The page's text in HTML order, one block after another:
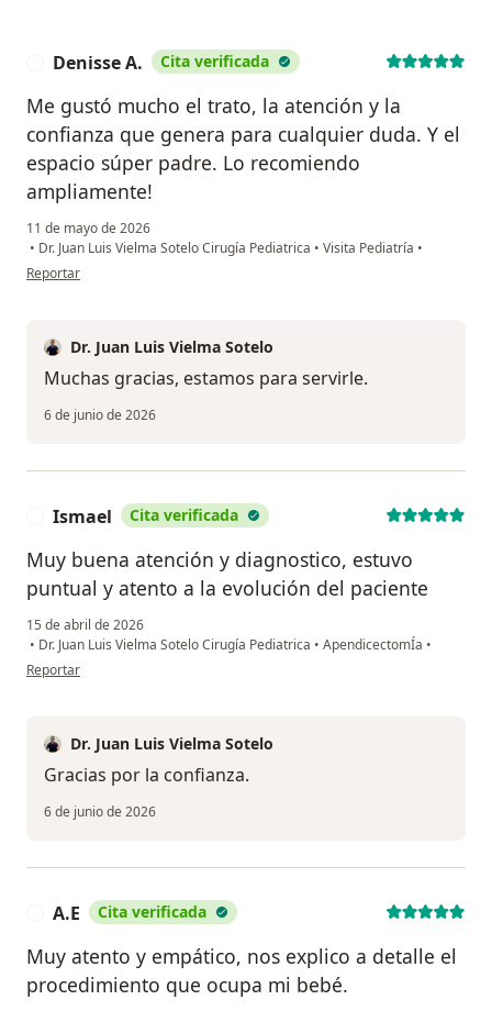
Denisse A. Cita verificada
Me gustó mucho el trato, la atención y la
confianza que genera para cualquier duda. Y el
espacio súper padre. Lo recomiendo
ampliamente!
11 de mayo de 2026
• Dr. Juan Luis Vielma Sotelo Cirugía Pediatrica • Visita Pediatría •
en opinión del usuario Denisse A.
Reportar
Dr. Juan Luis Vielma Sotelo
Muchas gracias, estamos para servirle.
6 de junio de 2026
Ismael Cita verificada
Muy buena atención y diagnostico, estuvo
puntual y atento a la evolución del paciente
15 de abril de 2026
• Dr. Juan Luis Vielma Sotelo Cirugía Pediatrica • ApendicectomÍa •
en opinión del usuario Ismael
Reportar
Dr. Juan Luis Vielma Sotelo
Gracias por la confianza.
6 de junio de 2026
A.E Cita verificada
Muy atento y empático, nos explico a detalle el
procedimiento que ocupa mi bebé.